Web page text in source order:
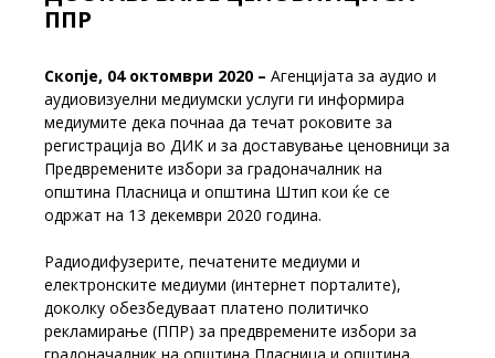
ППР
Скопје, 04 октомври 2020 – Агенцијата за аудио и
аудиовизуелни медиумски услуги ги информира
медиумите дека почнаа да течат роковите за
регистрација во ДИК и за доставување ценовници за
Предвремените избори за градоначалник на
општина Пласница и општина Штип кои ќе се
одржат на 13 декември 2020 година.
Радиодифузерите, печатените медиуми и
електронските медиуми (интернет порталите),
доколку обезбедуваат платено политичко
рекламирање (ППР) за предвремените избори за